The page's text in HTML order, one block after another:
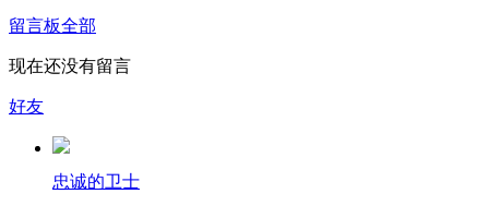
留言板全部
现在还没有留言
好友
忠诚的卫士